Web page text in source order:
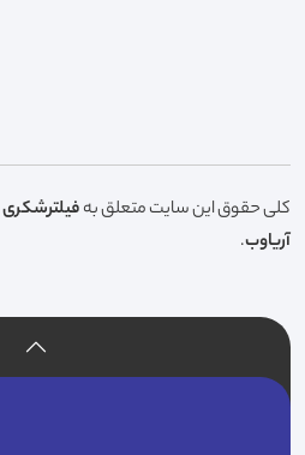
کلی حقوق این سایت متعلق بهفیلترشکری
آریاوب.